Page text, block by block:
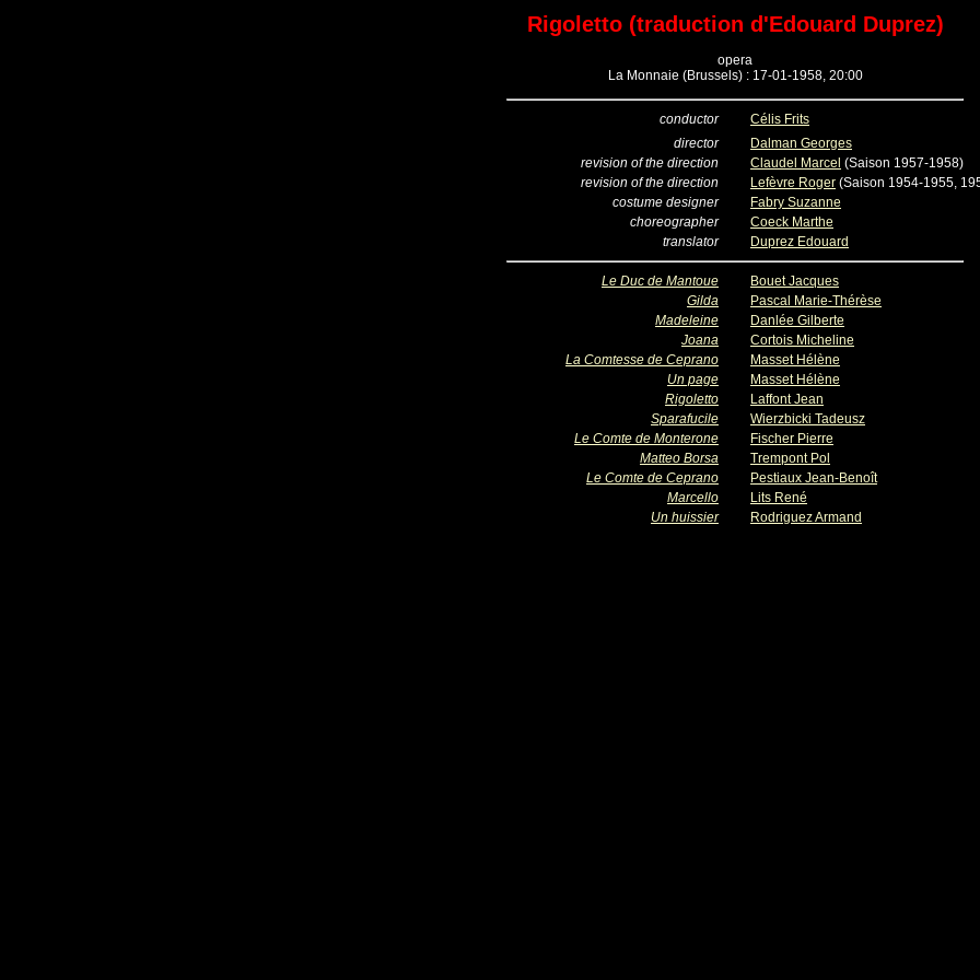
Rigoletto (traduction d'Edouard Duprez)
opera
La Monnaie (Brussels) : 17-01-1958, 20:00
conductor
Célis Frits
director
Dalman Georges
revision of the direction
Claudel Marcel (Saison 1957-1958)
revision of the direction
Lefèvre Roger (Saison 1954-1955,
costume designer
Fabry Suzanne
choreographer
Coeck Marthe
translator
Duprez Edouard
Le Duc de Mantoue
Bouet Jacques
Gilda
Pascal Marie-Thérèse
Madeleine
Danlée Gilberte
Joana
Cortois Micheline
La Comtesse de Ceprano
Masset Hélène
Un page
Masset Hélène
Rigoletto
Laffont Jean
Sparafucile
Wierzbicki Tadeusz
Le Comte de Monterone
Fischer Pierre
Matteo Borsa
Trempont Pol
Le Comte de Ceprano
Pestiaux Jean-Benoît
Marcello
Lits René
Un huissier
Rodriguez Armand